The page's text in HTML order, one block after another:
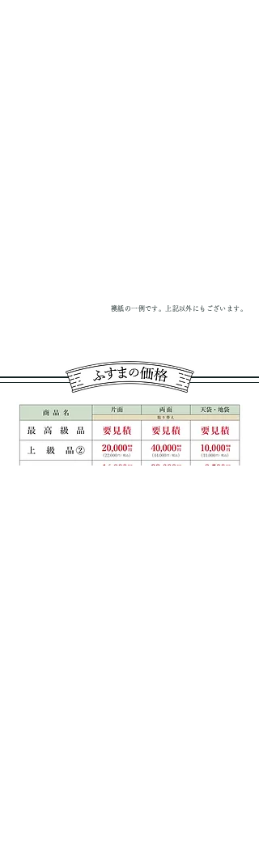
襖紙の一例です。上記以外にもございます。